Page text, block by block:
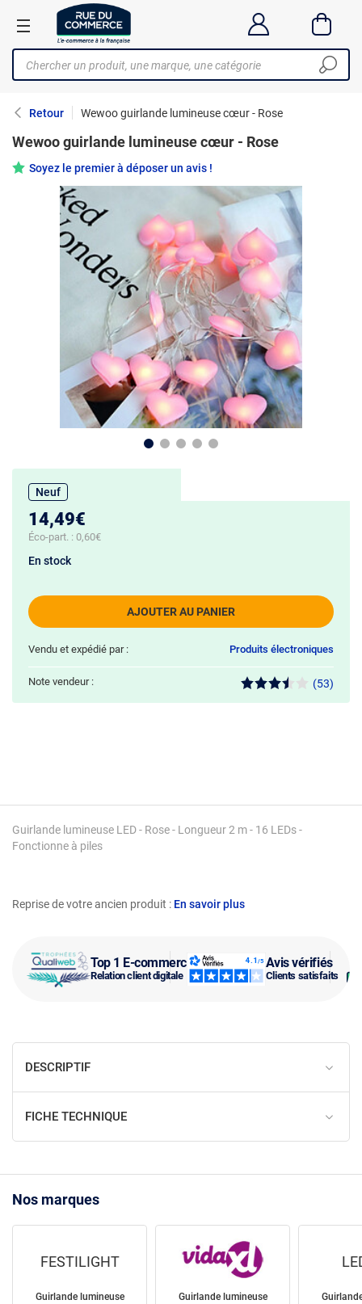
Retour Wewoo guirlande lumineuse cœur - Rose
Top 1 E-commerce
Relation client digitale
Avis vérifiés
Clients satisfaits
Reprise de votre ancien produit : En savoir plus
Wewoo guirlande lumineuse cœur - Rose
Soyez le premier à déposer un avis !
Guirlande lumineuse LED - Rose - Longueur 2 m - 16 LEDs -
Fonctionne à piles
Neuf
14,49€
Éco-part. : 0,60€
AJOUTER AU PANIER
En stock
Vendu et expédié par : Produits électroniques
Note vendeur : (53)
DESCRIPTIF
FICHE TECHNIQUE
Nos marques
FESTILIGHT
Guirlande lumineuse
Guirlande lumineuse